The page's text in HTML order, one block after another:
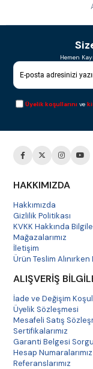
Hemen
Üyelik koşullarını ve
HAKKIMIZDA
Hakkımızda
Gizlilik Politikası
KVKK Hakkında
Mağazalarımız
İletişim
Ürün Teslim
ALIŞVERİŞ
İade ve Değişim
Üyelik Sözleşmesi
Mesafeli Satış
Sertifikalarımız
Garanti Belgesi
Hesap Numaralarımız
Referanslarımız